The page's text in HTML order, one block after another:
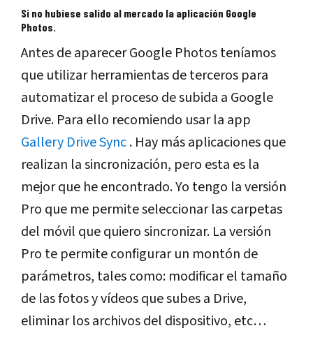
Si no hubiese salido al mercado la aplicación Google
Photos.
Antes de aparecer Google Photos teníamos
que utilizar herramientas de terceros para
automatizar el proceso de subida a Google
Drive. Para ello recomiendo usar la app
Gallery Drive Sync. Hay más aplicaciones que
realizan la sincronización, pero esta es la
mejor que he encontrado. Yo tengo la versión
Pro que me permite seleccionar las carpetas
del móvil que quiero sincronizar. La versión
Pro te permite configurar un montón de
parámetros, tales como: modificar el tamaño
de las fotos y vídeos que subes a Drive,
eliminar los archivos del dispositivo, etc…